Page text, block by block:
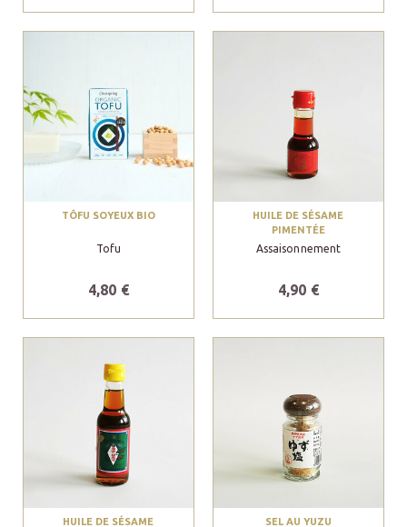
TÔFU SOYEUX BIO
Tofu
4,80 €
HUILE DE SÉSAME
PIMENTÉE
Assaisonnement
4,90 €
HUILE DE SÉSAME SEL AU YUZU